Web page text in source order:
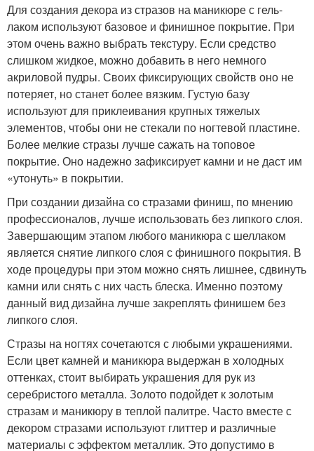
Для создания декора из стразов на маникюре с гель-
лаком используют базовое и финишное покрытие. При
этом очень важно выбрать текстуру. Если средство
слишком жидкое, можно добавить в него немного
акриловой пудры. Своих фиксирующих свойств оно не
потеряет, но станет более вязким. Густую базу
используют для приклеивания крупных тяжелых
элементов, чтобы они не стекали по ногтевой пластине.
Более мелкие стразы лучше сажать на топовое
покрытие. Оно надежно зафиксирует камни и не даст им
«утонуть» в покрытии.
При создании дизайна со стразами финиш, по мнению
профессионалов, лучше использовать без липкого слоя.
Завершающим этапом любого маникюра с шеллаком
является снятие липкого слоя с финишного покрытия. В
ходе процедуры при этом можно снять лишнее, сдвинуть
камни или снять с них часть блеска. Именно поэтому
данный вид дизайна лучше закреплять финишем без
липкого слоя.
Стразы на ногтях сочетаются с любыми украшениями.
Если цвет камней и маникюра выдержан в холодных
оттенках, стоит выбирать украшения для рук из
серебристого металла. Золото подойдет к золотым
стразам и маникюру в теплой палитре. Часто вместе с
декором стразами используют глиттер и различные
материалы с эффектом металлик. Это допустимо в